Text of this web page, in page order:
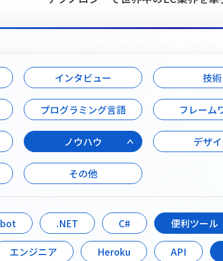
インタビュー 技術
プログラミング言語 フレーム
ノウハウ デザ
その他
bot .NET C# 便利ツール
エンジニア Heroku API